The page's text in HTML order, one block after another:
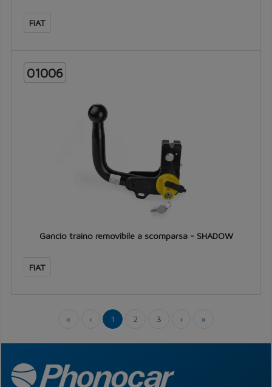
FIAT
01006
Gancio traino removibile a scomparsa - SHADOW
FIAT
« ‹ 1 2 3 › »